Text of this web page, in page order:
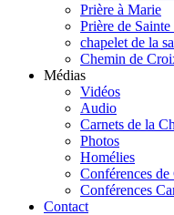
Prière à Marie
Prière de
chapelet de la
Chemin de
Médias
Vidéos
Audio
Carnets de la
Photos
Homélies
Conférences de
Conférences
Contact